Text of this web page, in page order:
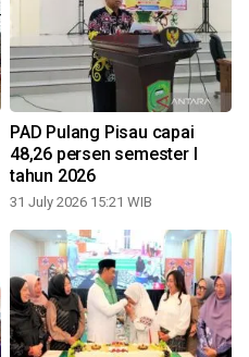
PAD Pulang Pisau capai
48,26 persen semester I
tahun 2026
31 July 2026 15:21 WIB